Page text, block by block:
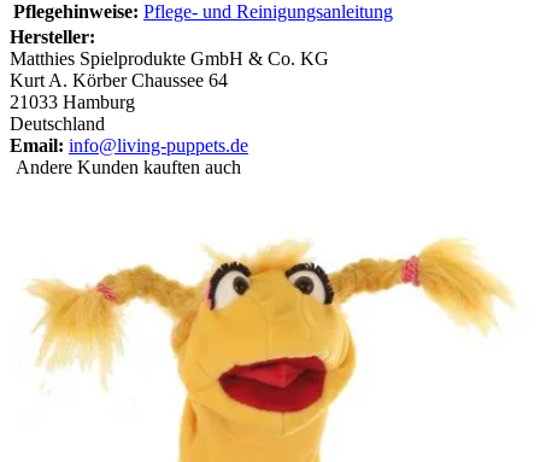
Pflegehinweise: Pflege- und Reinigungsanleitung
Hersteller:
Matthies Spielprodukte GmbH & Co. KG
Kurt A. Körber Chaussee 64
21033 Hamburg
Deutschland
Email: info@living-puppets.de
Andere Kunden kauften auch